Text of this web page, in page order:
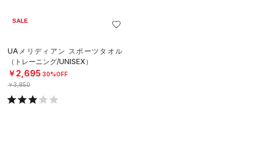
SALE
UAメリディアン スポーツタオル
（トレーニング/UNISEX）
￥2,695 30%OFF
￥3,850